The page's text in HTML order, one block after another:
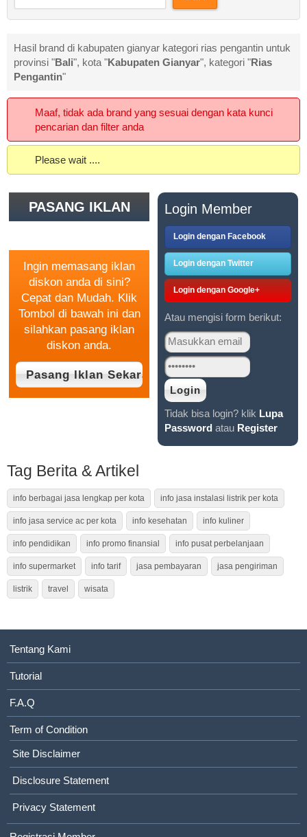
Hasil brand di kabupaten gianyar kategori rias pengantin untuk
provinsi "Bali", kota "Kabupaten Gianyar", kategori "Rias
Pengantin"
Maaf, tidak ada brand yang sesuai dengan kata kunci
pencarian dan filter anda
Please wait ....
PASANG IKLAN
Ingin memasang iklan
diskon anda di sini?
Cepat dan Mudah. Klik
Tombol di bawah ini dan
silahkan pasang iklan
diskon anda.
Login Member
Login dengan Facebook
Login dengan Twitter
Login dengan Google+
Atau mengisi form berikut:
Tidak bisa login? klik Lupa
Password atau Register
Tag Berita & Artikel
info berbagai jasa lengkap per kota info jasa instalasi listrik per kota
info jasa service ac per kota info kesehatan info kuliner
info pendidikan info promo finansial info pusat perbelanjaan
info supermarket info tarif jasa pembayaran jasa pengiriman
listrik travel wisata
Tentang Kami
Tutorial
F.A.Q
Term of Condition
Site Disclaimer
Disclosure Statement
Privacy Statement